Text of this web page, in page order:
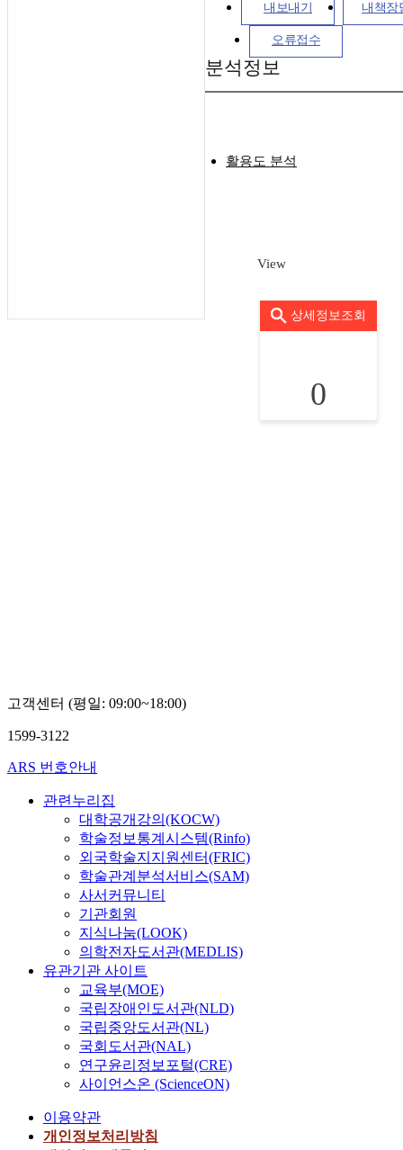
내보내기 내책장
오류접수
분석정보
활용도 분석
View
상세정보조회
0
고객센터 (평일: 09:00~18:00)
1599-3122
ARS 번호안내
관련누리집
대학공개강의(KOCW)
학술정보통계시스템(Rinfo)
외국학술지지원센터(FRIC)
학술관계분석서비스(SAM)
사서커뮤니티
기관회원
지식나눔(LOOK)
의학전자도서관(MEDLIS)
유관기관 사이트
교육부(MOE)
국립장애인도서관(NLD)
국립중앙도서관(NL)
국회도서관(NAL)
연구윤리정보포털(CRE)
사이언스온 (ScienceON)
이용약관
개인정보처리방침